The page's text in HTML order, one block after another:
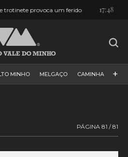
17:48 Monção: Passadiços ilustram
MINHO MELGAÇO CAMINHA
MUNDO ESPANHA NORTE
+
PÁGINA 81 / 81